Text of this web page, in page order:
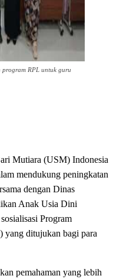
program RPL untuk guru
Mutiara (USM) Indonesia
mendukung peningkatan
dengan Dinas
Anak Usia Dini
Program
yang ditujukan bagi para
pemahaman yang lebih